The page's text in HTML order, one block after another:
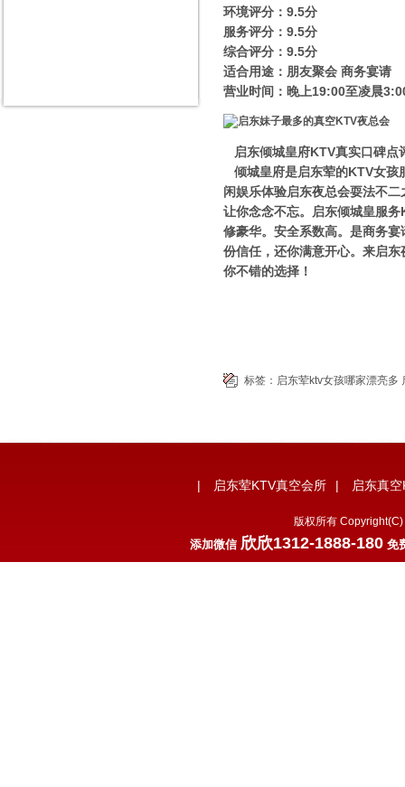
环境评分：9.5分
服务评分：9.5分
综合评分：9.5分
适合用途：朋友聚会 商务宴请
营业时间：晚上19:00至凌晨
启东倾城皇府KTV真实口碑点
倾城皇府是启东荤的KTV女孩
闲娱乐体验启东夜总会耍法不
让你念念不忘。启东倾城皇服
修豪华。安全系数高。是商务
份信任，还你满意开心。来启
你不错的选择！
标签： 启东荤ktv女孩哪家漂亮多
| 启东荤KTV真空会所 | 启东真
版权所有
添加微信 欣欣1312-1888-180免